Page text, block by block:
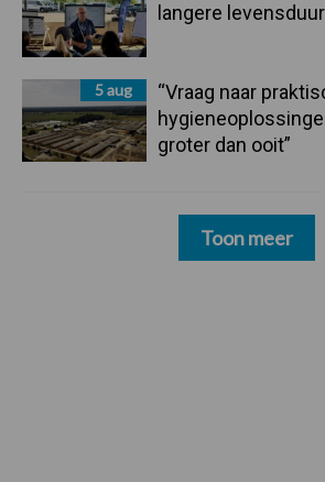
langere levensduur
5 aug
“Vraag naar
groter dan ooit”
Toon meer